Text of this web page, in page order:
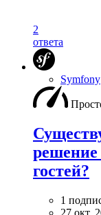
2
ответа
Symfony
гостей?
1
27 окт.